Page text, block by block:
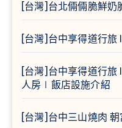
[台灣]台北倆倆脆鮮奶
[台灣]台中享得道行
[台灣]台中享得道行
人房∣飯店設施介紹
[台灣]台中三山燒肉